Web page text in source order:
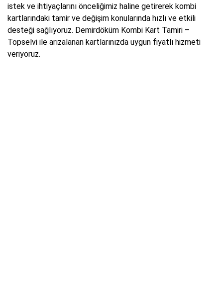
istek ve ihtiyaçlarını önceliğimiz haline getirerek kombi
kartlarındaki tamir ve değişim konularında hızlı ve etkili
desteği sağlıyoruz. Demirdöküm Kombi Kart Tamiri –
Topselvi ile arızalanan kartlarınızda uygun fiyatlı hizmeti
veriyoruz.